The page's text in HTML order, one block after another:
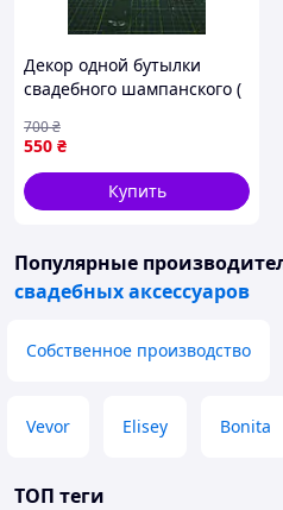
Декор одной бутылки
свадебного шампанского (
предоплата
550 ₴
700₴
Купить
Популярные
свадебных аксессуаров
Собственное производство
Vevor Elisey Bonita
ТОП теги